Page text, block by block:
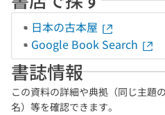
日本の古本屋
Google Book Search
書誌情報
この資料の詳細や典拠（同じ主題
名）等を確認できます。